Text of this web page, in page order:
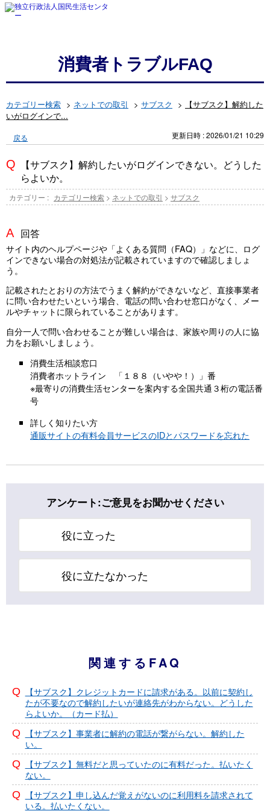
消費者トラブルFAQ
カテゴリー検索 > ネットでの取引 > サブスク >
【サブスク】解約した
いがログインで...
戻る 更新日時 : 2026/01/21 10:29
【サブスク】解約したいがログインできない。どうした
らよいか。
カテゴリー : カテゴリー検索 > ネットでの取引 > サブスク
回答
サイト内のヘルプページや「よくある質問（FAQ）」などに、ログ
インできない場合の対処法が記載されていますので確認しましょ
う。
記載されたとおりの方法でうまく解約ができないなど、直接事業者
に問い合わせたいという場合、電話の問い合わせ窓口がなく、メー
ルやチャットに限られていることがあります。
自分一人で問い合わせることが難しい場合は、家族や周りの人に協
力をお願いしましょう。
消費生活相談窓口
消費者ホットライン 「１８８（いやや！）」番
※最寄りの消費生活センターを案内する全国共通３桁の電話番
号
詳しく知りたい方
通販サイトの有料会員サービスのIDとパスワードを忘れた
アンケート:ご意見をお聞かせください
役に立った
役に立たなかった
関連するFAQ
【サブスク】クレジットカードに請求がある。以前に契約し
たが不要なので解約したいが連絡先がわからない。どうした
らよいか。（カード払）
【サブスク】事業者に解約の電話が繋がらない。解約した
い。
【サブスク】無料だと思っていたのに有料だった。払いたく
ない。
【サブスク】申し込んだ覚えがないのに利用料を請求されて
いる。払いたくない。